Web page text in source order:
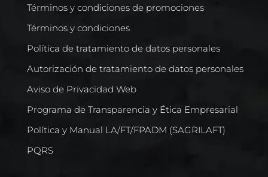
Términos y condiciones de promociones
Términos y condiciones
Política de tratamiento de datos personales
Autorización de tratamiento de datos personales
Aviso de Privacidad Web
Programa de Transparencia y Ética Empresarial
Política y Manual LA/FT/FPADM (SAGRILAFT)
PQRS